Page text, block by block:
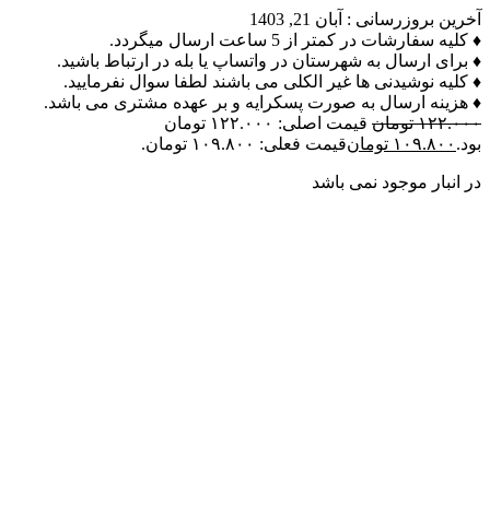
آخرین بروزرسانی : آبان 21, 1403
♦ کلیه سفارشات در کمتر از 5 ساعت ارسال میگردد.
♦ برای ارسال به شهرستان در واتساپ یا بله در ارتباط باشید.
♦ کلیه نوشیدنی ها غیر الکلی می باشند لطفا سوال نفرمایید.
♦ هزینه ارسال به صورت پسکرایه و بر عهده مشتری می باشد.
۱۲۲.۰۰۰ تومان
قیمت اصلی: ۱۲۲.۰۰۰ تومان
بود. ۱۰۹.۸۰۰ تومانقیمت فعلی: ۱۰۹.۸۰۰ تومان.
در انبار موجود نمی باشد